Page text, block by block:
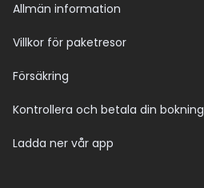
Allmän information
Villkor för paketresor
Försäkring
Kontrollera och betala din bokning
Ladda ner vår app